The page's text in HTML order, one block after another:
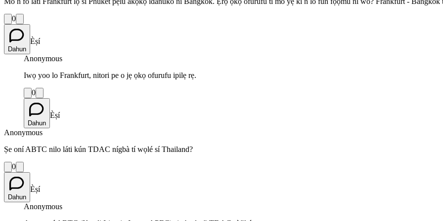
0
Dahun
Èṣí
Anonymous
Iwọ yoo lo Frankfurt, nitori pe o jẹ ọkọ ofurufu ipilẹ rẹ.
0
Dahun
Èṣí
Anonymous
Ṣe oní ABTC nilo láti kún TDAC nígbà tí wọlé sí Thailand?
0
Dahun
Èṣí
Anonymous